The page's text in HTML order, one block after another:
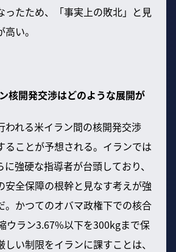
ったため、「事実上の敗北」と見
い。
核開発交渉はどのような展開が
われる米イラン間の核開発交渉
ることが予想される。イランでは
強硬な指導者が台頭しており、
安全保障の根幹と見なす考えが強
。かつてのオバマ政権下での核合
ウラン3.67%以下を300kgまで保
い制限をイランに課すことは、